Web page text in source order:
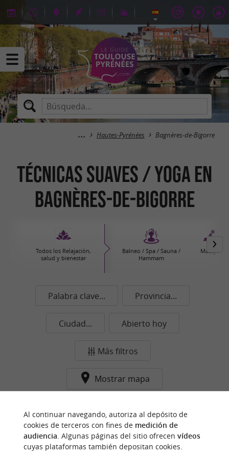
Hautes-Pyrénées Bagnères-de-Bigorre
Técnicas Suaves / Yoga en
Bagnères-de-Bigorre
Todos los Relajación,
salud y bienestar
Balneo / Spa / Sauna /
Hammam
Masajes
Palabra clave... Provincia...
Ciudad... Abierto hoy
Más filtros
Mostrar mapa
momento...
Al continuar navegando, autoriza al depósito de
cookies de terceros con fines de medición de
audiencia . Algunas páginas del sitio ofrecen vídeos
cuyas plataformas también depositan cookies.